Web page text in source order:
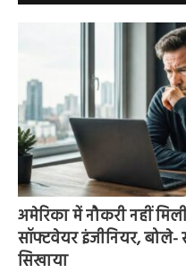
अमेरिका में नौकरी नहीं
सॉफ्टवेयर इंजीनियर,
सिखाया